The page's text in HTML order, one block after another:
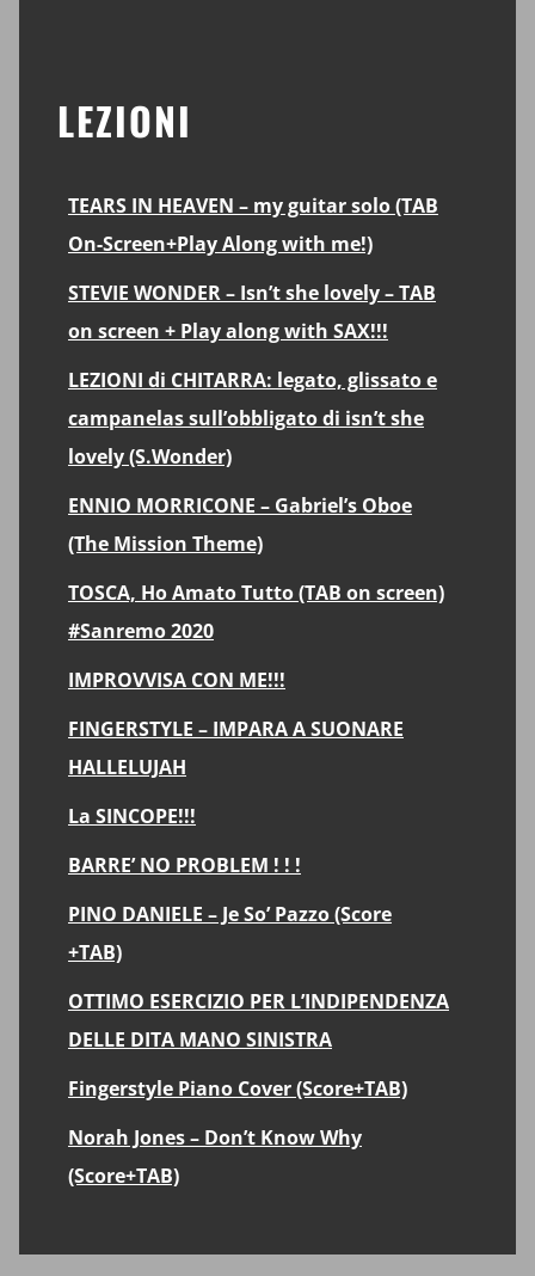
LEZIONI
TEARS IN HEAVEN – my guitar solo (TAB
On-Screen+Play Along with me!)
STEVIE WONDER – Isn’t she lovely – TAB
on screen + Play along with SAX!!!
LEZIONI di CHITARRA: legato, glissato e
campanelas sull’obbligato di isn’t she
lovely (S.Wonder)
ENNIO MORRICONE – Gabriel’s Oboe
(The Mission Theme)
TOSCA, Ho Amato Tutto (TAB on screen)
#Sanremo 2020
IMPROVVISA CON ME!!!
FINGERSTYLE – IMPARA A SUONARE
HALLELUJAH
La SINCOPE!!!
BARRE’ NO PROBLEM ! ! !
PINO DANIELE – Je So’ Pazzo (Score
+TAB)
OTTIMO ESERCIZIO PER L’INDIPENDENZA
DELLE DITA MANO SINISTRA
Fingerstyle Piano Cover (Score+TAB)
Norah Jones – Don’t Know Why
(Score+TAB)